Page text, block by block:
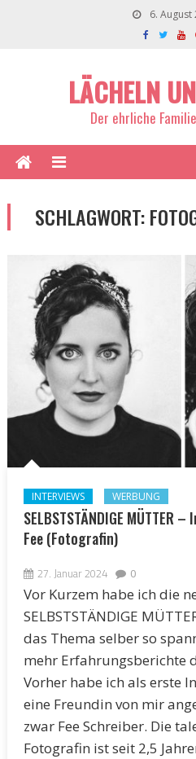
6. August
LÄCHELN
Der ehrliche
SCHLAGWORT:
INTERVIEWS WERBUNG
SELBSTSTÄNDIGE MÜTTER
Fee (Fotografin)
27. Januar 2024 0
Vor Kurzem habe ich die
SELBSTSTÄNDIGE
das Thema selber so
mehr Erfahrungsberichte
Vorher habe ich als erste
eine Freundin von mir
zwar Fee Schreiber. Die
Fotografin ist seit 2,5